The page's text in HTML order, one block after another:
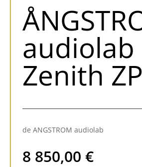
audiolab
Zenith
de ANGSTROM audiolab
8 850,00 €